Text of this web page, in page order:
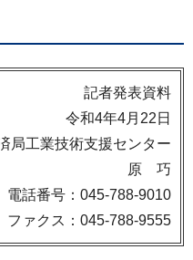
記者発表資料
令和4年4月22日
局工業技術支援センター
原 巧
電話番号：045-788-9010
ファクス：045-788-9555